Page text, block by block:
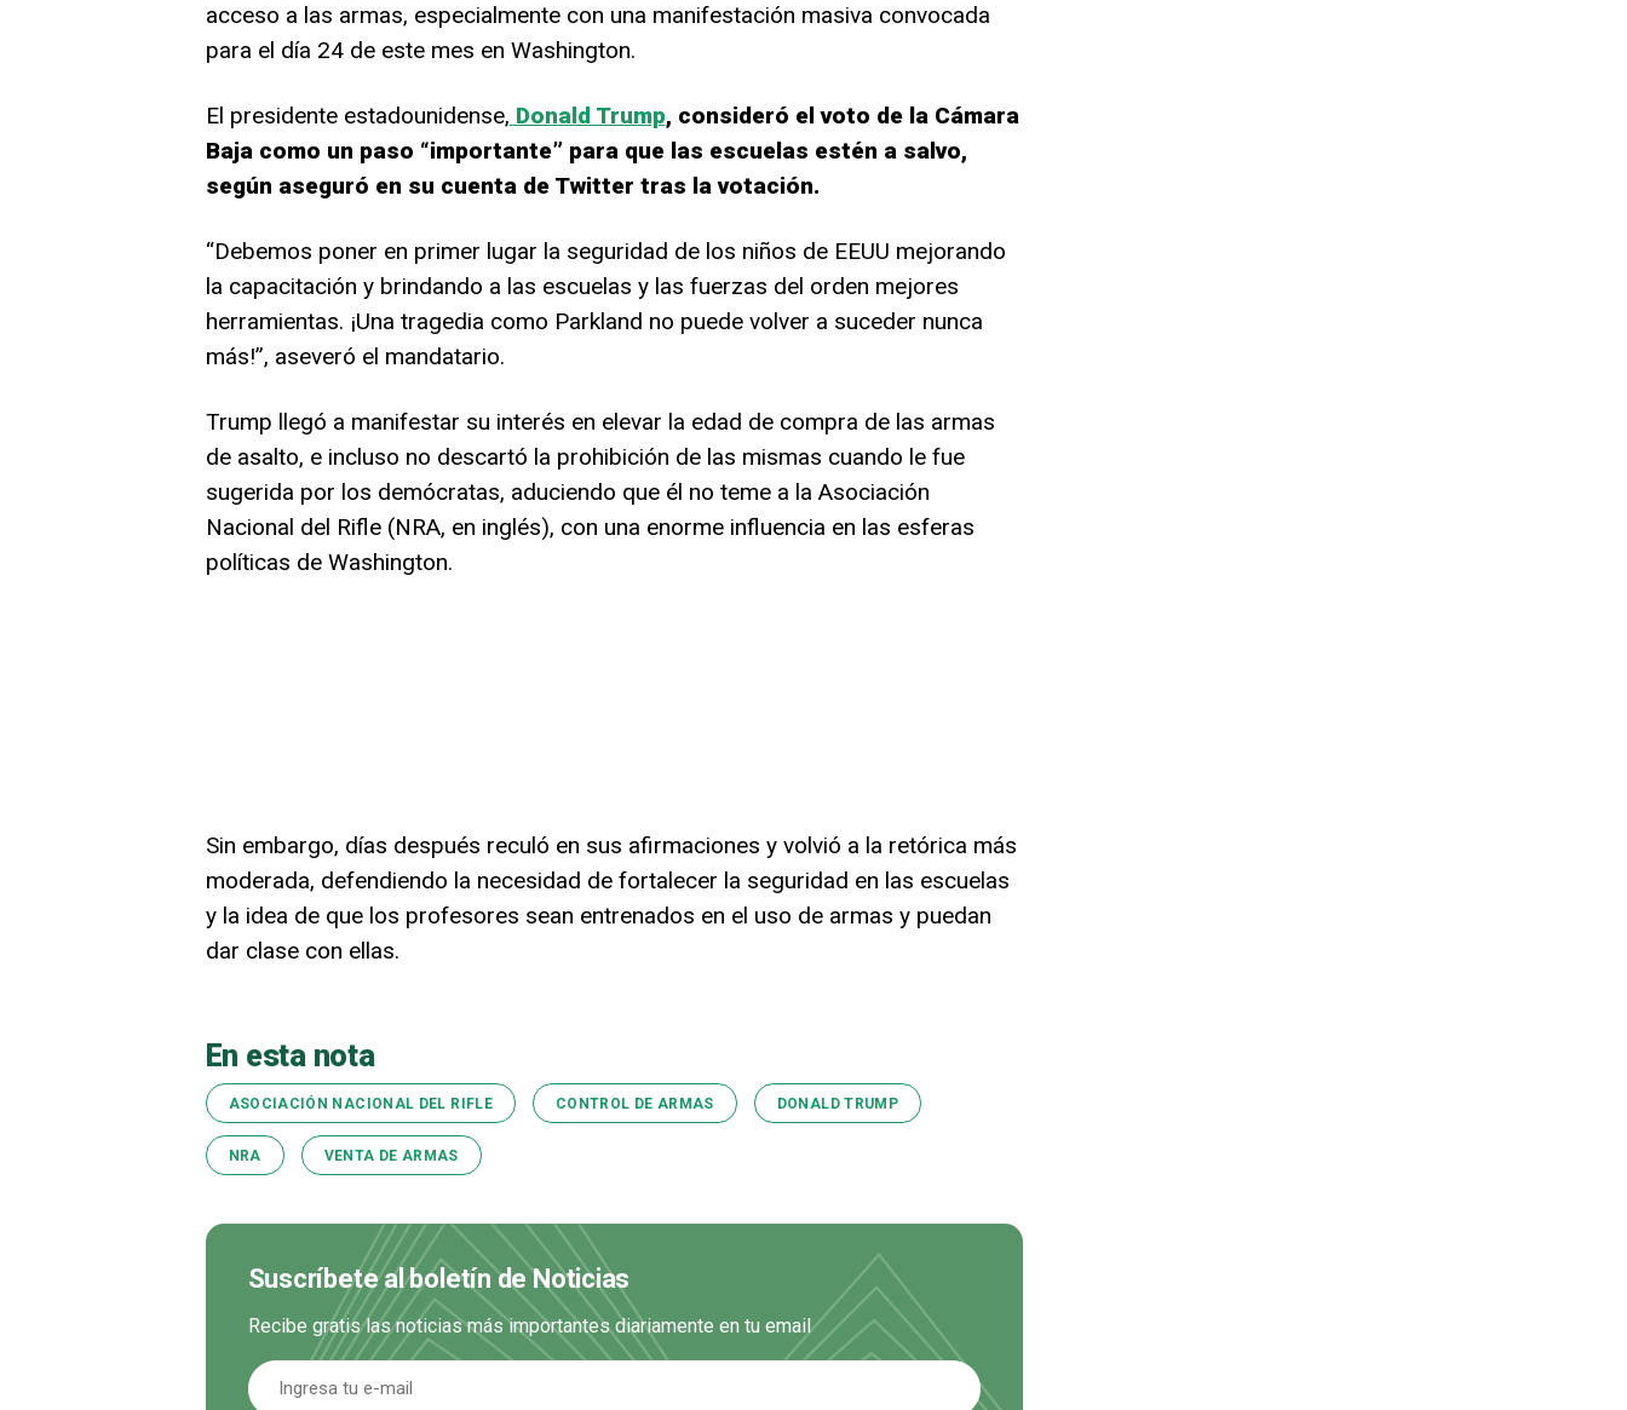
acceso a las armas, especialmente con una manifestación masiva convocada
para el día 24 de este mes en Washington.
El presidente estadounidense, Donald Trump, consideró el voto de la Cámara
Baja como un paso “importante” para que las escuelas estén a salvo,
según aseguró en su cuenta de Twitter tras la votación.
“Debemos poner en primer lugar la seguridad de los niños de EEUU mejorando
la capacitación y brindando a las escuelas y las fuerzas del orden mejores
herramientas. ¡Una tragedia como Parkland no puede volver a suceder nunca
más!”, aseveró el mandatario.
Trump llegó a manifestar su interés en elevar la edad de compra de las armas
de asalto, e incluso no descartó la prohibición de las mismas cuando le fue
sugerida por los demócratas, aduciendo que él no teme a la Asociación
Nacional del Rifle (NRA, en inglés), con una enorme influencia en las esferas
políticas de Washington.
Sin embargo, días después reculó en sus afirmaciones y volvió a la retórica más
moderada, defendiendo la necesidad de fortalecer la seguridad en las escuelas
y la idea de que los profesores sean entrenados en el uso de armas y puedan
dar clase con ellas.
En esta nota
ASOCIACIÓN NACIONAL DEL RIFLE CONTROL DE ARMAS DONALD TRUMP
NRA VENTA DE ARMAS
Suscríbete al boletín de Noticias
Recibe gratis las noticias más importantes diariamente en tu email